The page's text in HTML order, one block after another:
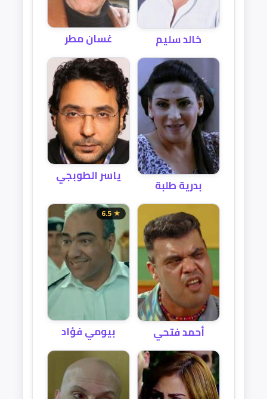
خالد سليم غسان مطر
بدرية طلبة
ياسر الطوبجي
أحمد فتحي
★ 6.5
بيومي فؤاد